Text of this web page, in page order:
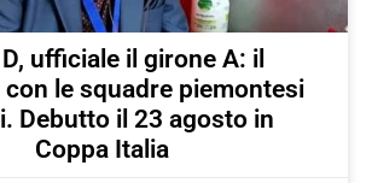
ufficiale il girone A: il
con le squadre piemontesi
Debutto il 23 agosto in
Coppa Italia